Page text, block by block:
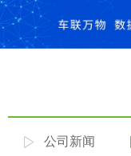
公司新闻